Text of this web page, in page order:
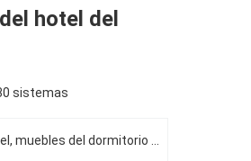
hotel del
sistemas